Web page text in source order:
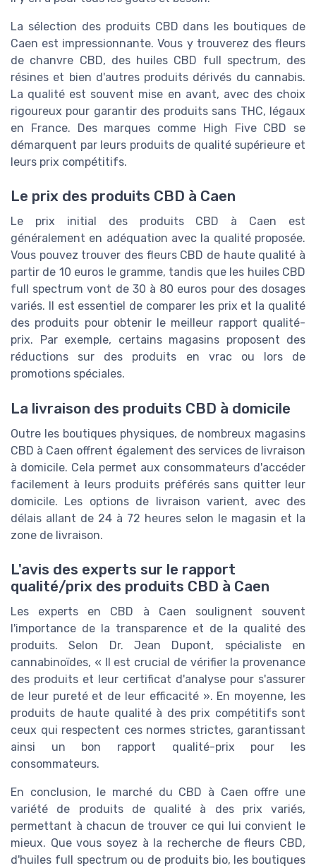
La sélection des produits CBD dans les boutiques de
Caen est impressionnante. Vous y trouverez des fleurs
de chanvre CBD, des huiles CBD full spectrum, des
résines et bien d'autres produits dérivés du cannabis.
La qualité est souvent mise en avant, avec des choix
rigoureux pour garantir des produits sans THC, légaux
en France. Des marques comme High Five CBD se
démarquent par leurs produits de qualité supérieure et
leurs prix compétitifs.
Le prix des produits CBD à Caen
Le prix initial des produits CBD à Caen est
généralement en adéquation avec la qualité proposée.
Vous pouvez trouver des fleurs CBD de haute qualité à
partir de 10 euros le gramme, tandis que les huiles CBD
full spectrum vont de 30 à 80 euros pour des dosages
variés. Il est essentiel de comparer les prix et la qualité
des produits pour obtenir le meilleur rapport qualité-
prix. Par exemple, certains magasins proposent des
réductions sur des produits en vrac ou lors de
promotions spéciales.
La livraison des produits CBD à domicile
Outre les boutiques physiques, de nombreux magasins
CBD à Caen offrent également des services de livraison
à domicile. Cela permet aux consommateurs d'accéder
facilement à leurs produits préférés sans quitter leur
domicile. Les options de livraison varient, avec des
délais allant de 24 à 72 heures selon le magasin et la
zone de livraison.
L'avis des experts sur le rapport
qualité/prix des produits CBD à Caen
Les experts en CBD à Caen soulignent souvent
l'importance de la transparence et de la qualité des
produits. Selon Dr. Jean Dupont, spécialiste en
cannabinoïdes, « Il est crucial de vérifier la provenance
des produits et leur certificat d'analyse pour s'assurer
de leur pureté et de leur efficacité ». En moyenne, les
produits de haute qualité à des prix compétitifs sont
ceux qui respectent ces normes strictes, garantissant
ainsi un bon rapport qualité-prix pour les
consommateurs.
En conclusion, le marché du CBD à Caen offre une
variété de produits de qualité à des prix variés,
permettant à chacun de trouver ce qui lui convient le
mieux. Que vous soyez à la recherche de fleurs CBD,
d'huiles full spectrum ou de produits bio, les boutiques